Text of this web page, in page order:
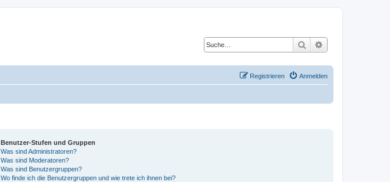
Suche
Anmelden
Registrieren
Benutzer-Stufen und Gruppen
Was sind Administratoren?
Was sind Moderatoren?
Was sind Benutzergruppen?
Wo finde ich die Benutzergruppen und wie trete ich ihnen bei?